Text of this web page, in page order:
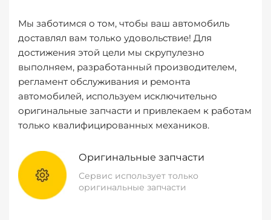
Мы заботимся о том, чтобы ваш автомобиль
доставлял вам только удовольствие! Для
достижения этой цели мы скрупулезно
выполняем, разработанный производителем,
регламент обслуживания и ремонта
автомобилей, используем исключительно
оригинальные запчасти и привлекаем к работам
только квалифицированных механиков.
Оригинальные запчасти
Сервис использует только
оригинальные запчасти